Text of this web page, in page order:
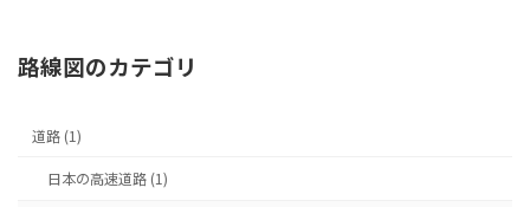
ジ
り
路線図のカテゴリ
道路 (1)
日本の高速道路 (1)